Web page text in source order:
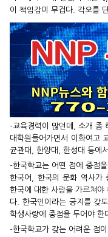
이 책임감미 무겁다. 각오를
-교육경력이 많던데, 소개 좀
대학원들어가면서 이화여고
균관대, 한양대, 한성대 등에
-한국학교는 어떤 점에 중점
한국어, 한국의 문화 역사가
한국에 대한 사랑을 가르쳐야
다. 한국인이라는 긍지를 갖
학생사랑에 중점을 두어야 한
-한국학교가 갖는 어려운 점